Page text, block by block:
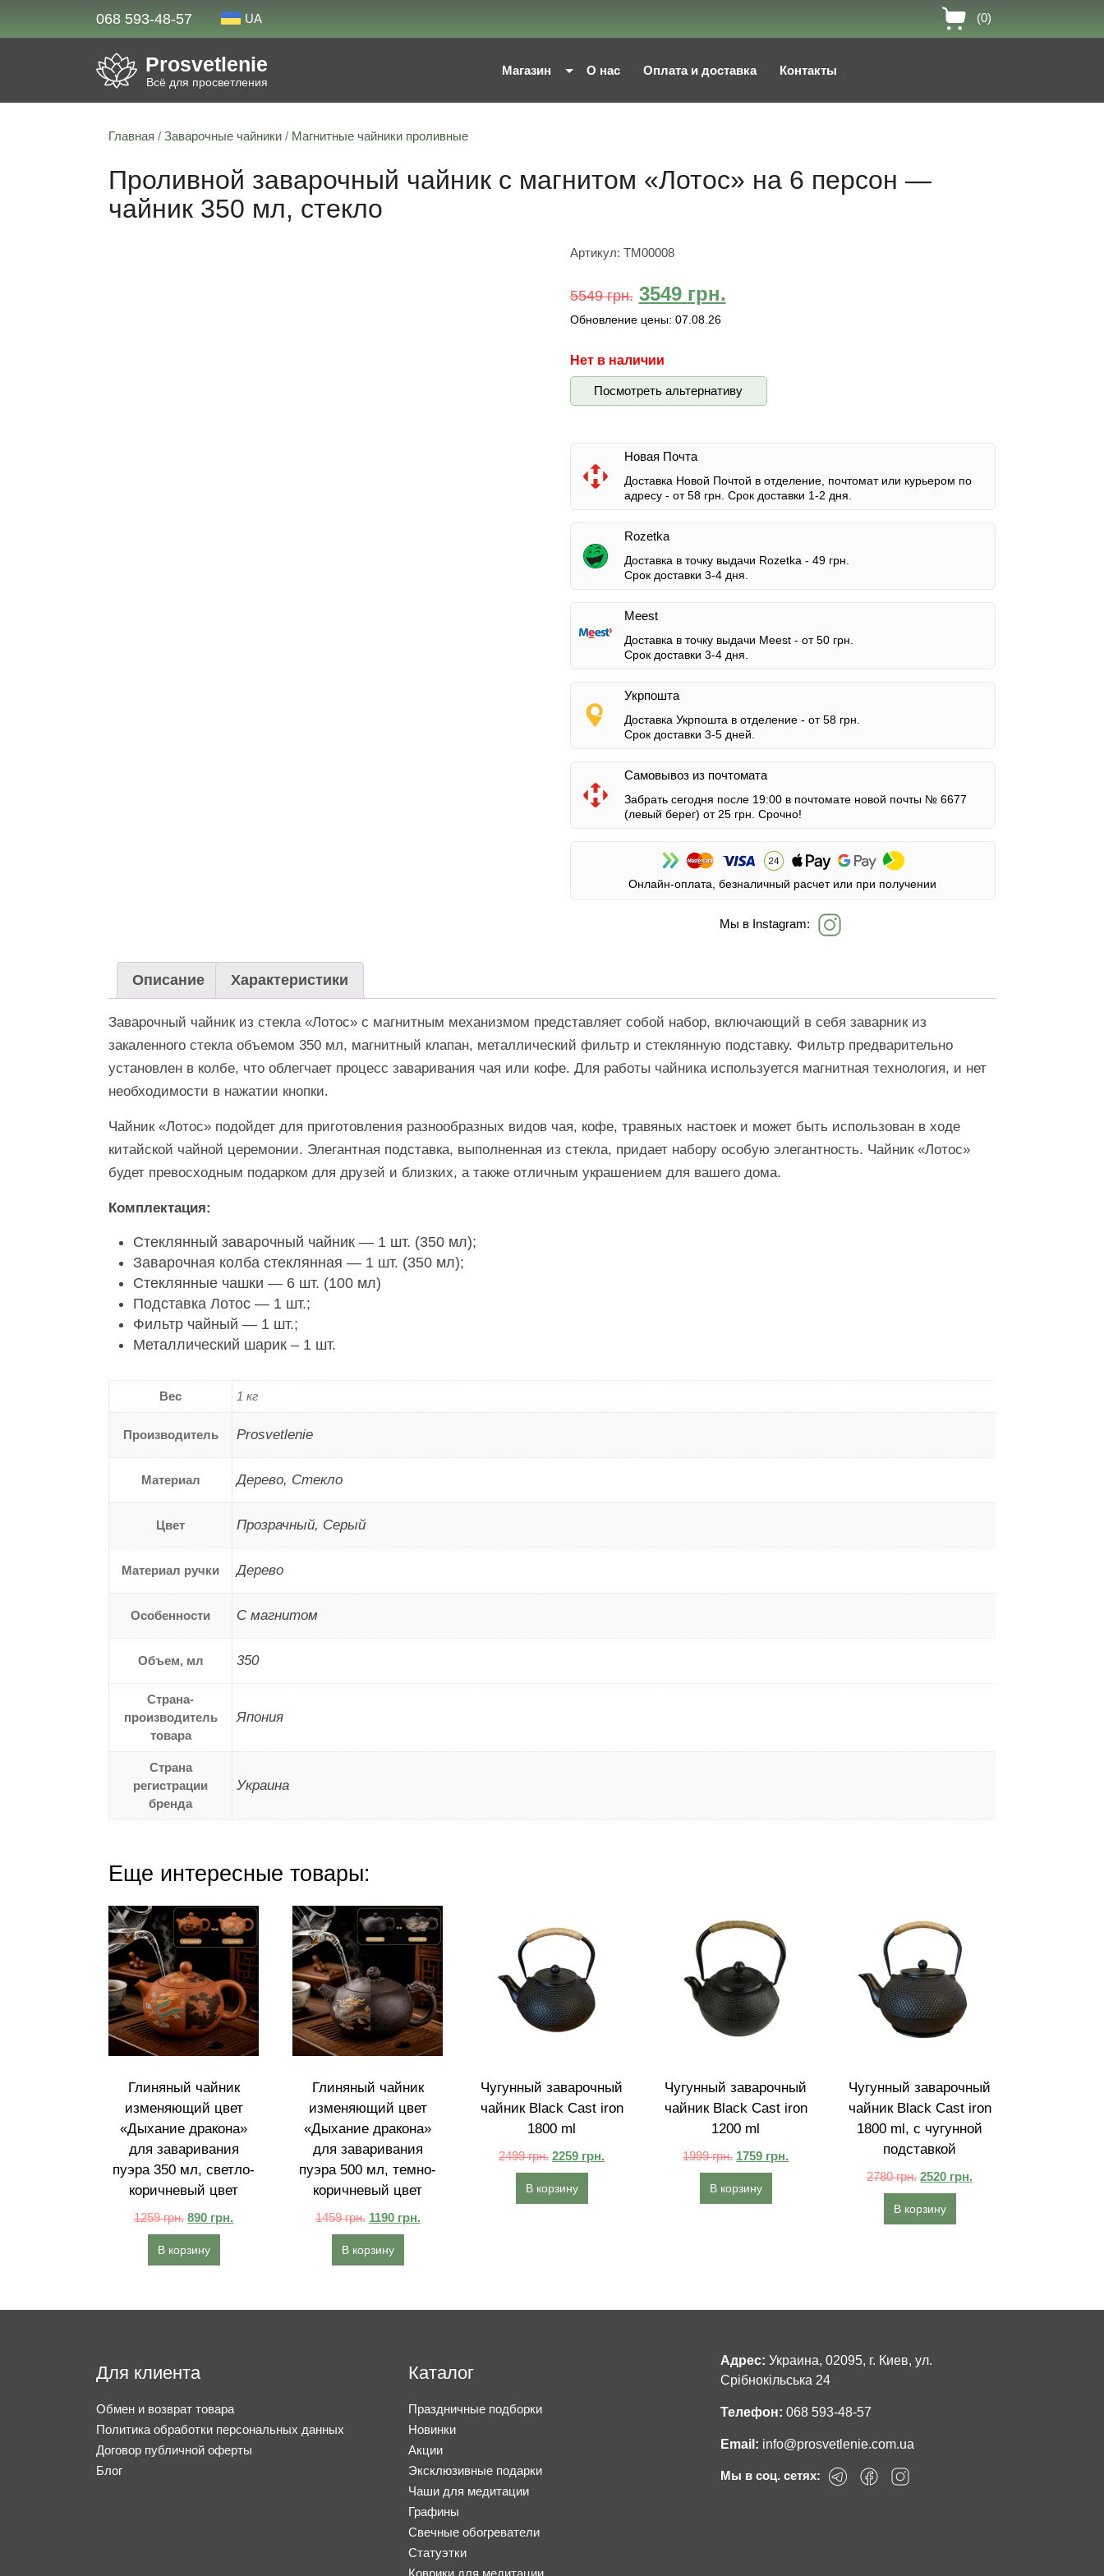
068 593-48-57 UA (0)
Prosvetlenie
Всё для просветления
Магазин О нас Оплата и доставка Контакты
Главная / Заварочные чайники / Магнитные чайники проливные
Проливной заварочный чайник с магнитом «‎Лотос» на 6 персон —
чайник 350 мл, стекло
Артикул: TM00008
5549грн. 3549 грн.
Обновление цены: 07.08.26
Нет в наличии
Посмотреть альтернативу
Новая Почта
Доставка Новой Почтой в отделение, почтомат или курьером по
адресу - от 58 грн. Срок доставки 1-2 дня.
Rozetka
Доставка в точку выдачи Rozetka - 49 грн.
Срок доставки 3-4 дня.
Meest
Доставка в точку выдачи Meest - от 50 грн.
Срок доставки 3-4 дня.
Укрпошта
Доставка Укрпошта в отделение - от 58 грн.
Срок доставки 3-5 дней.
Самовывоз из почтомата
Забрать сегодня после 19:00 в почтомате новой почты № 6677
(левый берег) от 25 грн. Срочно!
Онлайн-оплата, безналичный расчет или при получении
Мы в Instagram:
Описание Характеристики
Заварочный чайник из стекла «‎Лотос» с магнитным механизмом представляет собой набор, включающий в себя заварник из
закаленного стекла объемом 350 мл, магнитный клапан, металлический фильтр и стеклянную подставку. Фильтр предварительно
установлен в колбе, что облегчает процесс заваривания чая или кофе. Для работы чайника используется магнитная технология, и нет
необходимости в нажатии кнопки.
Чайник «‎Лотос» подойдет для приготовления разнообразных видов чая, кофе, травяных настоек и может быть использован в ходе
китайской чайной церемонии. Элегантная подставка, выполненная из стекла, придает набору особую элегантность. Чайник «‎Лотос»
будет превосходным подарком для друзей и близких, а также отличным украшением для вашего дома.
Комплектация:
Стеклянный заварочный чайник — 1 шт. (350 мл);
Заварочная колба стеклянная — 1 шт. (350 мл);
Стеклянные чашки — 6 шт. (100 мл)
Подставка Лотос — 1 шт.;
Фильтр чайный — 1 шт.;
Металлический шарик – 1 шт.
Вес 1 кг
Производитель Prosvetlenie
Материал Дерево, Стекло
Цвет Прозрачный, Серый
Материал ручки Дерево
Особенности C магнитом
Объем, мл 350
Страна-
производитель
товара
Япония
Страна
регистрации
бренда
Украина
Еще интересные товары:
Глиняный чайник
изменяющий цвет
«Дыхание дракона»
для заваривания
пуэра 350 мл, светло-
коричневый цвет
1259грн. 890 грн.
В корзину
Глиняный чайник
изменяющий цвет
«Дыхание дракона»
для заваривания
пуэра 500 мл, темно-
коричневый цвет
1459грн. 1190 грн.
В корзину
Чугунный заварочный
чайник Black Cast iron
1800 ml
2499грн. 2259 грн.
В корзину
Чугунный заварочный
чайник Black Cast iron
1200 ml
1999грн. 1759 грн.
В корзину
Чугунный заварочный
чайник Black Cast iron
1800 ml, с чугунной
подставкой
2780грн. 2520 грн.
В корзину
Для клиента
Обмен и возврат товара
Политика обработки персональных данных
Договор публичной оферты
Блог
Каталог
Праздничные подборки
Новинки
Акции
Эксклюзивные подарки
Чаши для медитации
Графины
Свечные обогреватели
Статуэтки
Адрес: Украина, 02095, г. Киев, ул.
Срібнокільська 24
Телефон: 068 593-48-57
Email: info@prosvetlenie.com.ua
Мы в соц. сетях: